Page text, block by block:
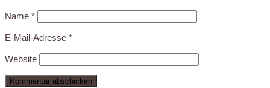
Name *
E-Mail-Adresse *
Website